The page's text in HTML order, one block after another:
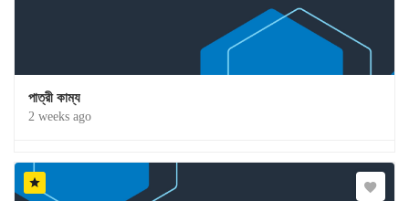
পাত্রী কাম্য
2 weeks ago